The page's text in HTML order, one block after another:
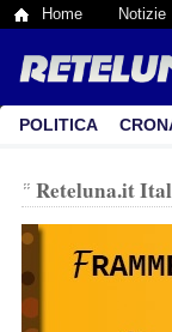
Home Notizie
POLITICA
Reteluna.it